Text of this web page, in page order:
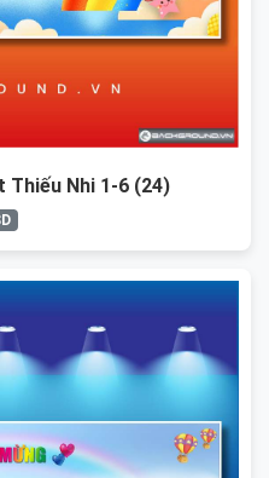
Thiếu Nhi 1-6 (24)